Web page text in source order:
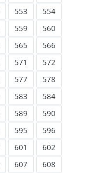
553
554
559
560
565
566
571
572
577
578
583
584
589
590
595
596
601
602
607
608